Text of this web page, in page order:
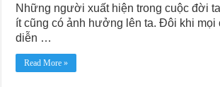
Những người xuất hiện trong cuộc đời
ít cũng có ảnh hưởng lên ta. Đôi khi mọi
diễn …
Read More »